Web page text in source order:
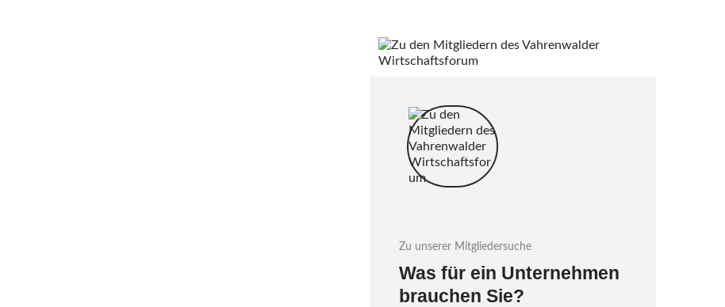
Zu unserer Mitgliedersuche
Was für ein Unternehmen
brauchen Sie?